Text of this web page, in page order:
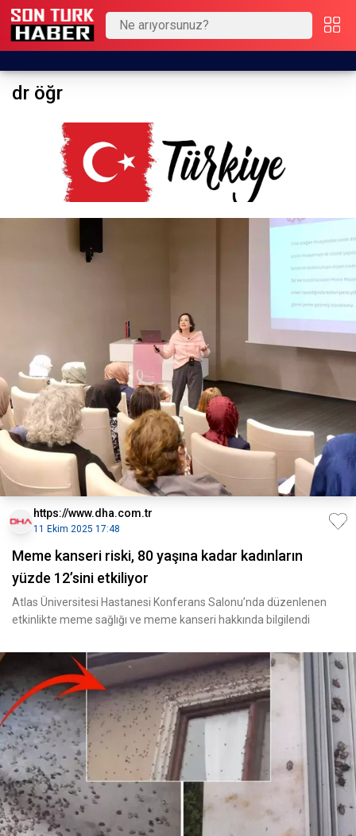
dr öğr
https://www.dha.com.tr
11 Ekim 2025 17:48
Meme kanseri riski, 80 yaşına kadar kadınların
yüzde 12’sini etkiliyor
Atlas Üniversitesi Hastanesi Konferans Salonu’nda düzenlenen
etkinlikte meme sağlığı ve meme kanseri hakkında bilgilendi